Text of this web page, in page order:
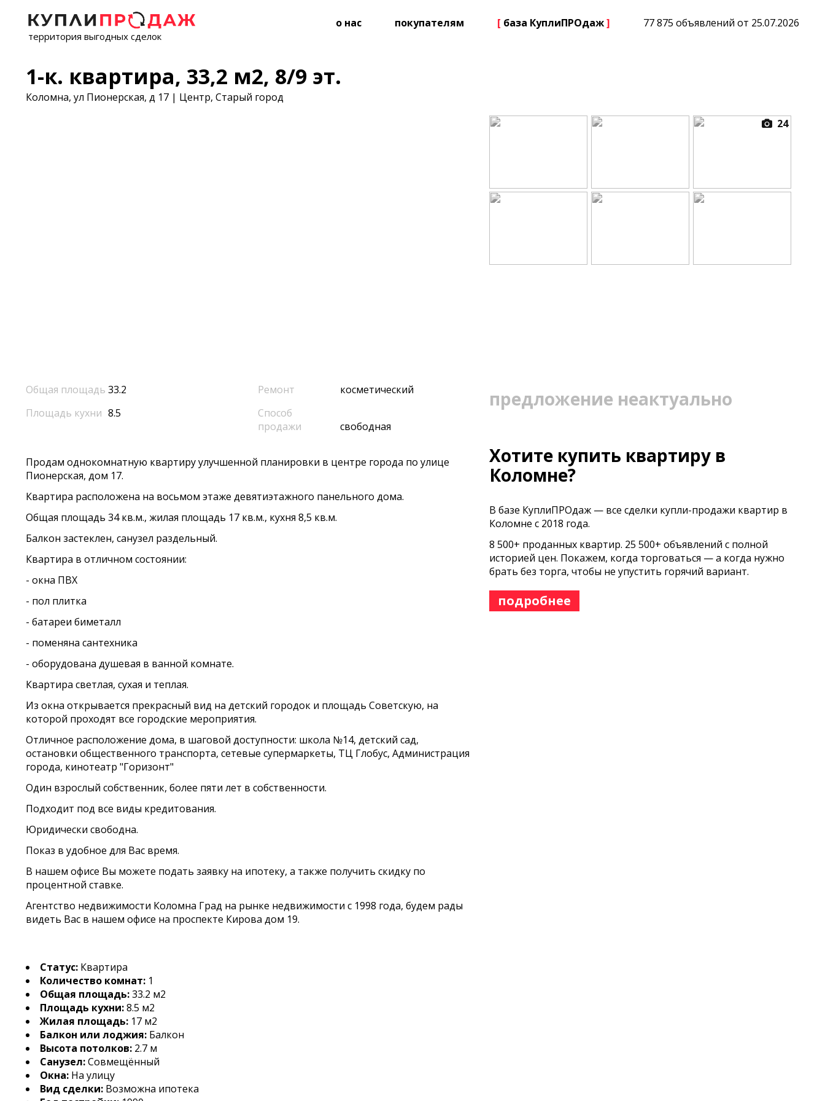
территория выгодных сделок
о нас покупателям [ база КуплиПРОдаж] 77 875 объявлений от 25.07.2026
1-к. квартира, 33,2 м2, 8/9 эт.
Коломна, ул Пионерская, д 17 | Центр, Старый город
24
предложение неактуально
Хотите купить квартиру в
Коломне?
В базе КуплиПРОдаж — все сделки купли-продажи квартир в
Коломне с 2018 года.
8 500+ проданных квартир. 25 500+ объявлений с полной
историей цен. Покажем, когда торговаться — а когда нужно
брать без торга, чтобы не упустить горячий вариант.
подробнее
Общая площадь 33.2
Площадь кухни 8.5
Ремонт
косметический
Способ
продажи
свободная
Продам однокомнатную квартиру улучшенной планировки в центре города по улице
Пионерская, дом 17.
Квартира расположена на восьмом этаже девятиэтажного панельного дома.
Общая площадь 34 кв.м., жилая площадь 17 кв.м., кухня 8,5 кв.м.
Балкон застеклен, санузел раздельный.
Квартира в отличном состоянии:
- окна ПВХ
- пол плитка
- батареи биметалл
- поменяна сантехника
- оборудована душевая в ванной комнате.
Квартира светлая, сухая и теплая.
Из окна открывается прекрасный вид на детский городок и площадь Советскую, на
которой проходят все городские мероприятия.
Отличное расположение дома, в шаговой доступности: школа №14, детский сад,
остановки общественного транспорта, сетевые супермаркеты, ТЦ Глобус, Администрация
города, кинотеатр "Горизонт"
Один взрослый собственник, более пяти лет в собственности.
Подходит под все виды кредитования.
Юридически свободна.
Показ в удобное для Вас время.
В нашем офисе Вы можете подать заявку на ипотеку, а также получить скидку по
процентной ставке.
Агентство недвижимости Коломна Град на рынке недвижимости с 1998 года, будем рады
видеть Вас в нашем офисе на проспекте Кирова дом 19.
Статус: Квартира
Количество комнат: 1
Общая площадь:33.2 м2
Площадь кухни:8.5 м2
Жилая площадь: 17 м2
Балкон или лоджия: Балкон
Высота потолков: 2.7 м
Санузел:Совмещённый
Окна: На улицу
Вид сделки: Возможна ипотека